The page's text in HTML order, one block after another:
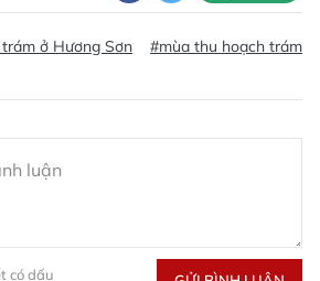
ở Hương Sơn #mùa thu hoạch trám
có dấu